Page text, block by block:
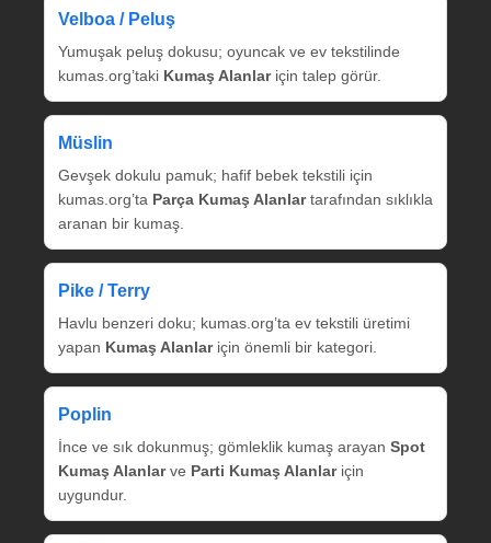
Velboa / Peluş
Yumuşak peluş dokusu; oyuncak ve ev tekstilinde
kumas.org’taki Kumaş Alanlariçin talep görür.
Müslin
Gevşek dokulu pamuk; hafif bebek tekstili için
kumas.org’ta Parça Kumaş Alanlartarafından sıklıkla
aranan bir kumaş.
Pike / Terry
Havlu benzeri doku; kumas.org’ta ev tekstili üretimi
yapan Kumaş Alanlariçin önemli bir kategori.
Poplin
İnce ve sık dokunmuş; gömleklik kumaş arayan Spot
Kumaş Alanlarve Parti Kumaş Alanlariçin
uygundur.